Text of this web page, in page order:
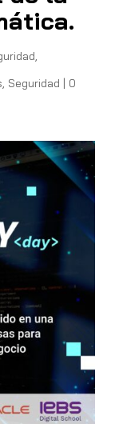
,
, Seguridad | 0